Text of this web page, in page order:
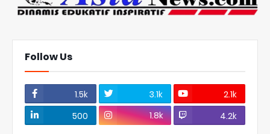
Follow Us
1.5k 3.1k
2.1k
500
1.8k 4.2k